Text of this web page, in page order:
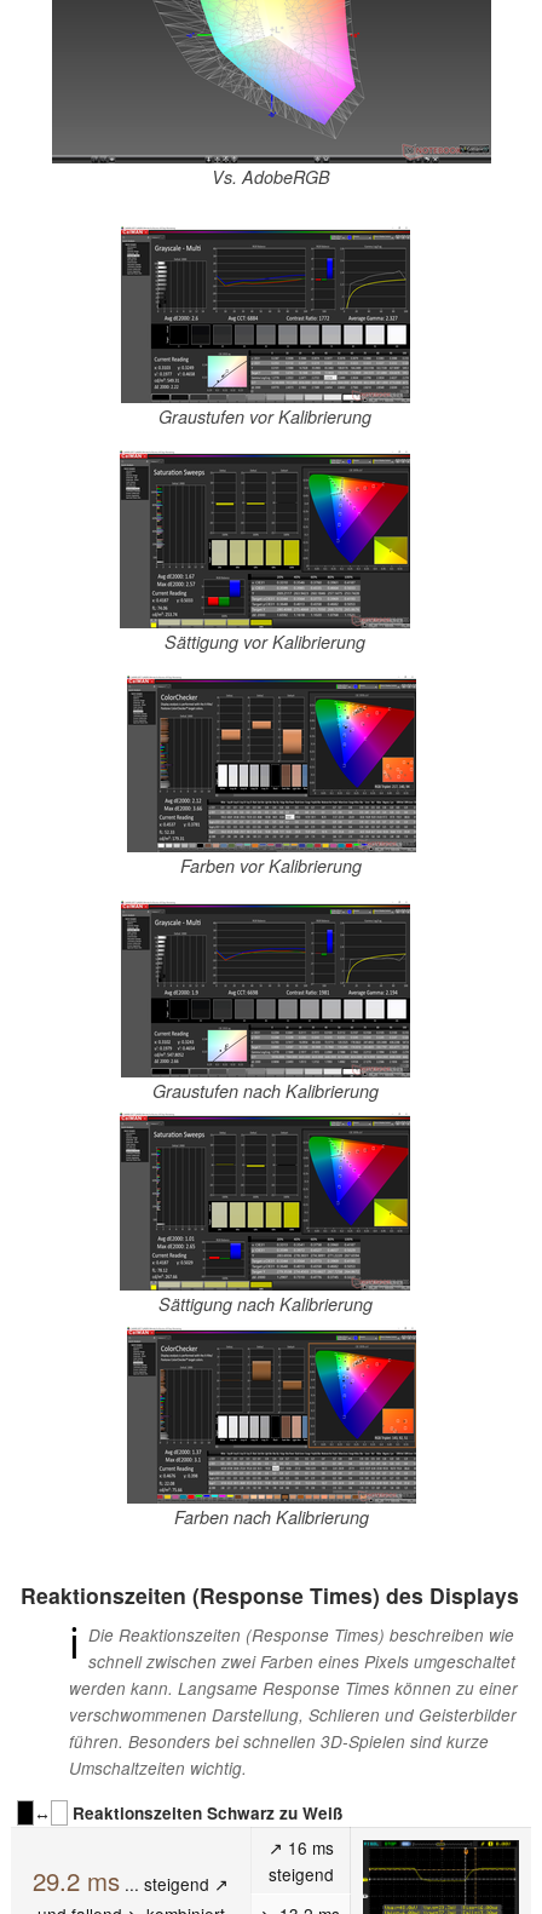
Vs. AdobeRGB
Graustufen vor Kalibrierung
Sättigung vor Kalibrierung
Farben vor Kalibrierung
Graustufen nach Kalibrierung
Sättigung nach Kalibrierung
Farben nach Kalibrierung
Reaktionszeiten (Response Times) des Displays
ℹ Die Reaktionszeiten (Response Times) beschreiben wie
schnell zwischen zwei Farben eines Pixels umgeschaltet
werden kann. Langsame Response Times können zu einer
verschwommenen Darstellung, Schlieren und Geisterbilder
führen. Besonders bei schnellen 3D-Spielen sind kurze
Umschaltzeiten wichtig.
↔
Reaktionszeiten Schwarz zu Weiß
29.2 ms ... steigend ↗
↗ 16 ms
steigend